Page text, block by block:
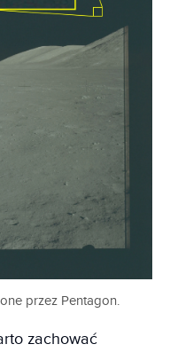
przez Pentagon.
zachować